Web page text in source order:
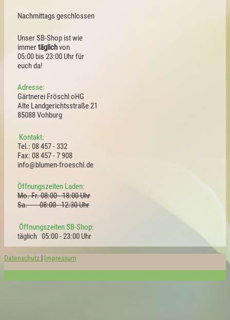
Nachmittags geschlossen
Unser SB-Shop ist wie
immertäglichvon
05:00 bis 23:00 Uhr für
euch da!
Adresse:
Gärtnerei Fröschl oHG
Alte Landgerichtsstraße 21
85088 Vohburg
Kontakt:
Tel.: 08 457 - 332
Fax: 08 457 - 7 908
info@blumen-froeschl.de
Öffnungszeiten Laden:
Mo.-Fr. 08:00 - 18:00 Uhr
Sa. 08:00 - 12:30 Uhr
Öffnungszeiten SB-Shop:
täglich 05:00 - 23:00 Uhr
Datenschutz Impressum